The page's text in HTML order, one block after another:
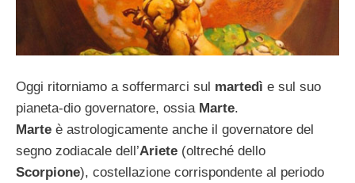
Oggi ritorniamo a soffermarci sul martedì e sul suo
pianeta-dio governatore, ossia Marte.
Marte è astrologicamente anche il governatore del
segno zodiacale dell’Ariete (oltreché dello
Scorpione), costellazione corrispondente al periodo